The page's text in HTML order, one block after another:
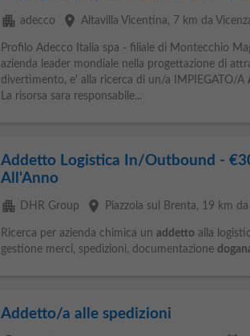
apartment adecco place Altavilla Vicentina, 7 km da
Profilo Adecco Italia spa - filiale di Montecchio
azienda leader mondiale nella progettazione di
divertimento, e' alla ricerca di un/a IMPIEGATO/A
La risorsa sara responsabile...
Addetto Logistica In/Outbound -
All'Anno
apartment DHR Group place Piazzola sul Brenta, 19 km da
Ricerca per azienda chimica un addettoalla
gestione merci, spedizioni, documentazione
Addetto/a alle spedizioni